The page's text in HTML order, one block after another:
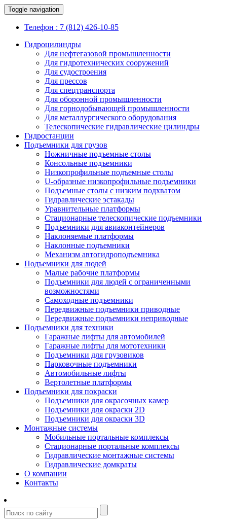
Toggle navigation
Телефон : 7 (812) 426-10-85
Гидроцилиндры
Для нефтегазовой промышленности
Для гидротехнических сооружений
Для судостроения
Для прессов
Для спецтранспорта
Для оборонной промышленности
Для горнодобывающей промышленности
Для металлургического оборудования
Телескопические гидравлические цилиндры
Гидростанции
Подъемники для грузов
Ножничные подъемные столы
Консольные подъемники
Низкопрофильные подъемные столы
U-образные низкопрофильные подъемники
Подъемные столы с низким подхватом
Гидравлические эстакады
Уравнительные платформы
Стационарные телескопические подъемники
Подъемники для авиаконтейнеров
Наклоняемые платформы
Наклонные подъемники
Механизм автогидроподъемника
Подъемники для людей
Малые рабочие платформы
Подъемники для людей с ограниченными
возможностями
Самоходные подъемники
Передвижные подъемники приводные
Передвижные подъемники неприводные
Подъемники для техники
Гаражные лифты для автомобилей
Гаражные лифты для мототехники
Подъемники для грузовиков
Парковочные подъемники
Aвтомобильные лифты
Вертолетные платформы
Подъемники для покраски
Подъемники для окрасочных камер
Подъемники для окраски 2D
Подъемники для окраски 3D
Монтажные системы
Мобильные портальные комплексы
Стационарные портальные комплексы
Гидравлические монтажные системы
Гидравлические домкраты
О компании
Контакты